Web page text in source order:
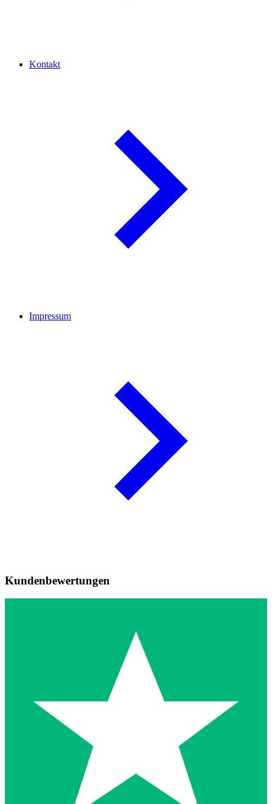
Kontakt
Impressum
Kundenbewertungen